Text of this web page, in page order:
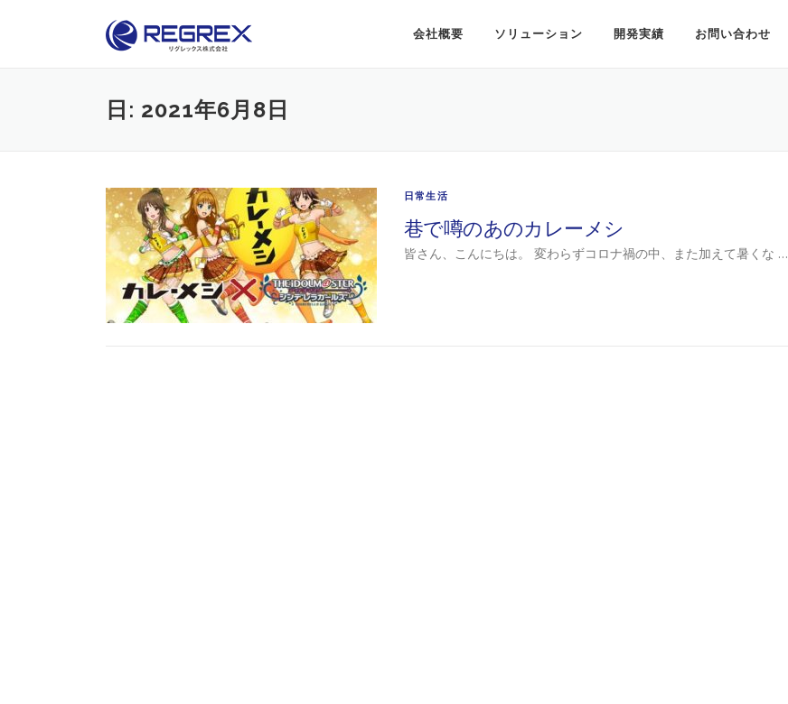
会社概要 ソリューション 開発実績 お問い合わせ
日: 2021年6月8日
日常生活
巷で噂のあのカレーメシ
皆さん、こんにちは。 変わらずコロナ禍の中、また加えて暑くな …